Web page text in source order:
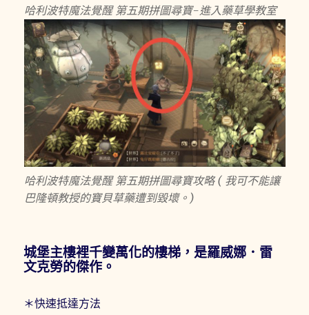
哈利波特魔法覺醒 第五期拼圖尋寶-進入藥草學教室
哈利波特魔法覺醒 第五期拼圖尋寶攻略 ( 我可不能讓
巴隆頓教授的寶貝草藥遭到毀壞。)
城堡主樓裡千變萬化的樓梯，是羅威娜．雷
文克勞的傑作。
＊快速抵達方法